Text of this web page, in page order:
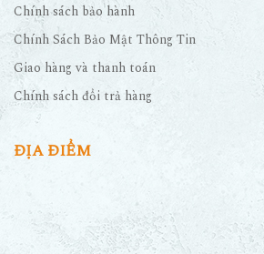
Chính sách bảo hành
Chính Sách Bảo Mật Thông Tin
Giao hàng và thanh toán
Chính sách đổi trả hàng
ĐỊA ĐIỂM